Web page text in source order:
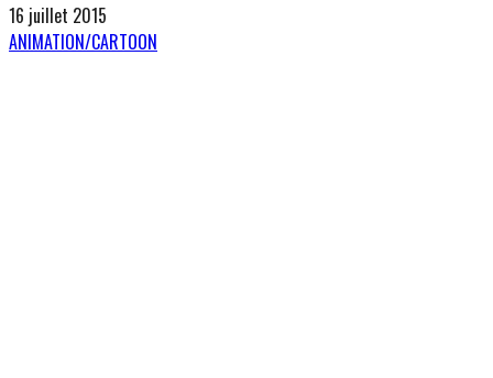
16 juillet 2015
ANIMATION/CARTOON